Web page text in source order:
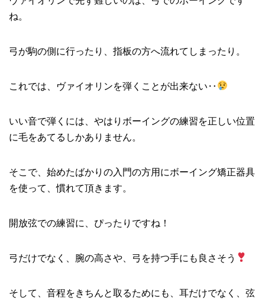
ね。
弓が駒の側に行ったり、指板の方へ流れてしまったり。
これでは、ヴァイオリンを弾くことが出来ない‥
いい音で弾くには、やはりボーイングの練習を正しい位置
に毛をあてるしかありません。
そこで、始めたばかりの入門の方用にボーイング矯正器具
を使って、慣れて頂きます。
開放弦での練習に、ぴったりですね！
弓だけでなく、腕の高さや、弓を持つ手にも良さそう
そして、音程をきちんと取るためにも、耳だけでなく、弦